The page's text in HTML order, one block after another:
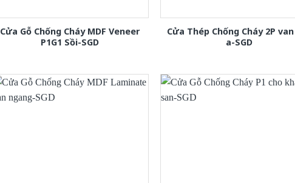
Cửa Gỗ Chống Cháy MDF Veneer
P1G1 Sồi-SGD
Cửa Thép Chống Cháy 2P
a-SGD